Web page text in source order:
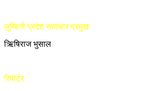
लुम्बिनी प्रदेश समाचार प्रमुख
ऋिषिराज भुसाल
रिपोर्टर